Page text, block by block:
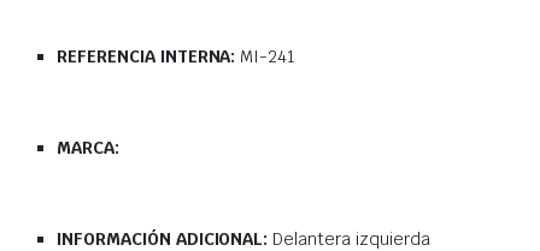
REFERENCIA INTERNA: MI-241
MARCA:
INFORMACIÓN ADICIONAL: Delantera izquierda